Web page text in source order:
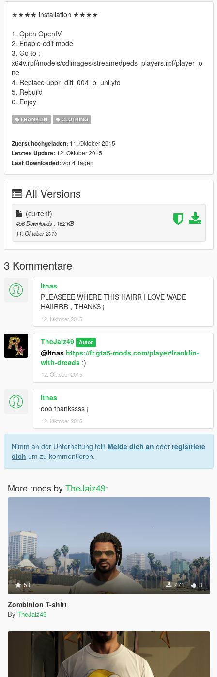
★★★★ installation ★★★★
1. Open OpenIV
2. Enable edit mode
3. Go to :
x64v.rpf/models/cdimages/streamedpeds_players.rpf/player_o
ne
4. Replace uppr_diff_004_b_uni.ytd
5. Rebuild
6. Enjoy
FRANKLIN CLOTHING
Zuerst hochgeladen: 11. Oktober 2015
Letztes Update: 12. Oktober 2015
Last Downloaded: vor 4 Tagen
All Versions
(current)
456 Downloads, 162 KB
11. Oktober 2015
3 Kommentare
Itnas
PLEASEEE WHERE THIS HAIRR I LOVE WADE
HAIIRRR , THANKS ¡
12. Oktober 2015
TheJaiz49 Autor
@Itnas https://fr.gta5-mods.com/player/franklin-
with-dreads ;)
12. Oktober 2015
Itnas
ooo thankssss ¡
12. Oktober 2015
Nimm an der Unterhaltung teil! Melde dich an oder registriere
dich um zu kommentieren.
More mods byTheJaiz49:
5.0 271 3
Zombinion T-shirt
By TheJaiz49